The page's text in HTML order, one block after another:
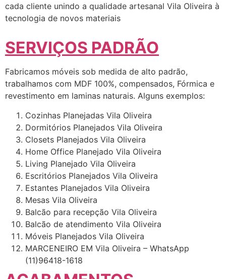
cada cliente unindo a qualidade artesanal Vila Oliveira à
tecnologia de novos materiais
SERVIÇOS PADRÃO
Fabricamos móveis sob medida de alto padrão,
trabalhamos com MDF 100%, compensados, Fórmica e
revestimento em laminas naturais. Alguns exemplos:
Cozinhas Planejadas Vila Oliveira
Dormitórios Planejados Vila Oliveira
Closets Planejados Vila Oliveira
Home Office Planejado Vila Oliveira
Living Planejado Vila Oliveira
Escritórios Planejados Vila Oliveira
Estantes Planejados Vila Oliveira
Mesas Vila Oliveira
Balcão para recepção Vila Oliveira
Balcão de atendimento Vila Oliveira
Móveis Planejados Vila Oliveira
MARCENEIRO EM Vila Oliveira – WhatsApp
(11)96418-1618